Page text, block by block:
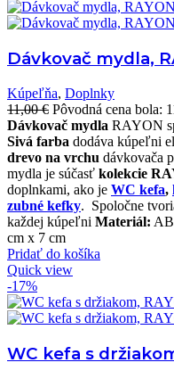
Dávkovač mydla,
Kúpeľňa, Doplnky
11,00€ Pôvodná cena bola:
Dávkovač mydla RAYON
Sivá farba dodáva kúpeľni
drevo na vrchu dávkovača
mydla je súčasť kolekcie
doplnkami, ako je WC kefa,
zubné kefky. Spoločne
každej kúpeľni Materiál:
cm x 7 cm
Pridať do košíka
Quick view
-17%
WC kefa s